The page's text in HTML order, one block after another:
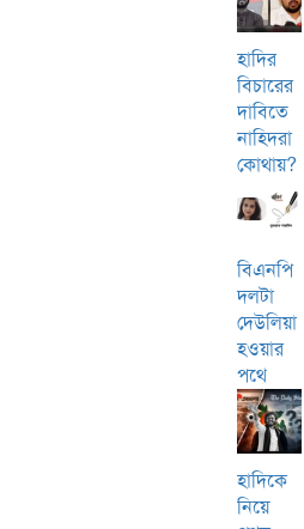
হাদির
বিচারের
দাবিতে
নাহিদরা
কোথায়?
বিএনপি
দলটা
দেউলিয়া
হওয়ার
পথে
হাদিকে
নিয়ে